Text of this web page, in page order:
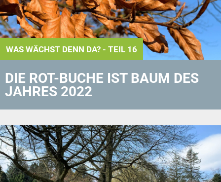
WAS WÄCHST DENN DA? - TEIL 16
DIE ROT-BUCHE IST BAUM DES
JAHRES 2022